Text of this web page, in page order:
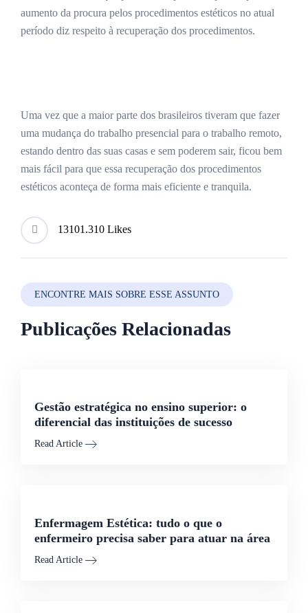
aumento da procura pelos procedimentos estéticos no atual
período diz respeito à recuperação dos procedimentos.
Uma vez que a maior parte dos brasileiros tiveram que fazer
uma mudança do trabalho presencial para o trabalho remoto,
estando dentro das suas casas e sem poderem sair, ficou bem
mais fácil para que essa recuperação dos procedimentos
estéticos aconteça de forma mais eficiente e tranquila.
13101.310 Likes
ENCONTRE MAIS SOBRE ESSE ASSUNTO
Publicações Relacionadas
Gestão estratégica no ensino superior: o
diferencial das instituições de sucesso
Read Article
Enfermagem Estética: tudo o que o
enfermeiro precisa saber para atuar na área
Read Article